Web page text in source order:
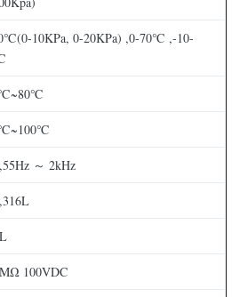
10KPa, 0-20KPa) ,0-70℃ ,-10-
～ 2kHz
100VDC